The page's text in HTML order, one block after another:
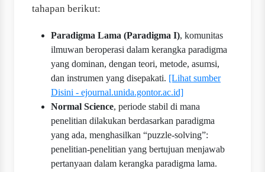
tahapan berikut:
Paradigma Lama (Paradigma I), komunitas
ilmuwan beroperasi dalam kerangka paradigma
yang dominan, dengan teori, metode, asumsi,
dan instrumen yang disepakati. [Lihat sumber
Disini - ejournal.unida.gontor.ac.id]
Normal Science, periode stabil di mana
penelitian dilakukan berdasarkan paradigma
yang ada, menghasilkan “puzzle-solving”:
penelitian-penelitian yang bertujuan menjawab
pertanyaan dalam kerangka paradigma lama.